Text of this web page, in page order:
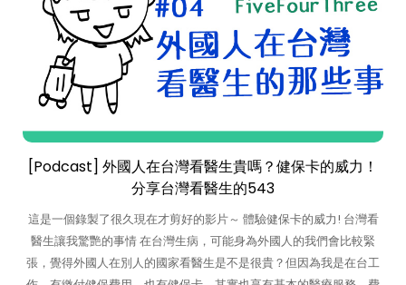
[Podcast] 外國人在台灣看醫生貴嗎？健保卡的威力！
分享台灣看醫生的543
這是一個錄製了很久現在才剪好的影片～ 體驗健保卡的威力! 台灣看
醫生讓我驚艷的事情 在台灣生病，可能身為外國人的我們會比較緊
張，覺得外國人在別人的國家看醫生是不是很貴？但因為我是在台工